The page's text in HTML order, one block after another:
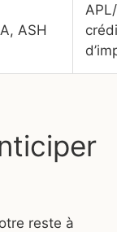
ASH
reste à